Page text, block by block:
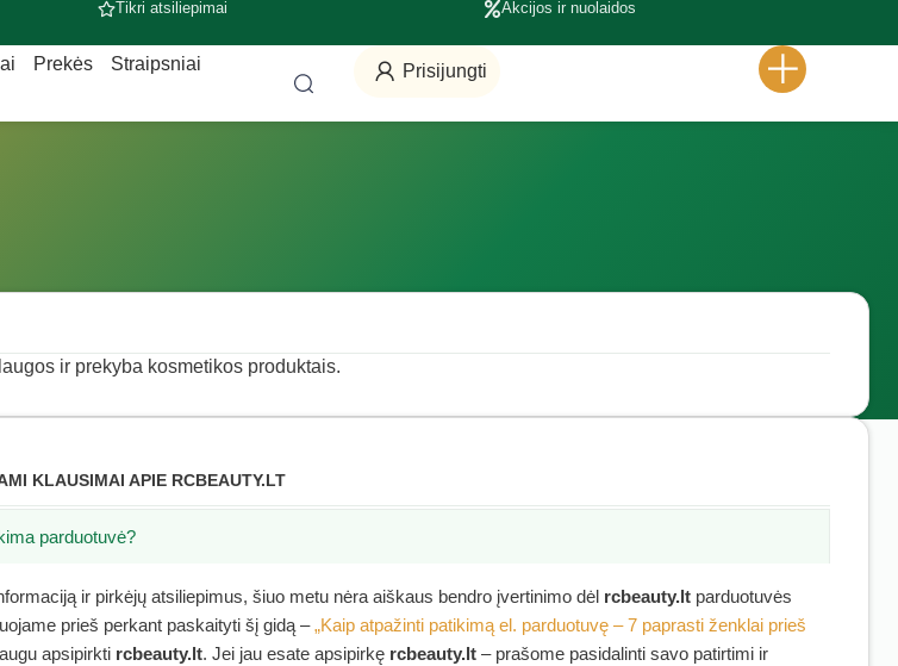
Tikri atsiliepimai Akcijos ir nuolaidos
Prekės Straipsniai Prisijungti
ir prekyba kosmetikos produktais.
KLAUSIMAI APIE RCBEAUTY.LT
parduotuvė?
ir pirkėjų atsiliepimus, šiuo metu nėra aiškaus bendro įvertinimo dėl rcbeauty.lt parduotuvės
prieš perkant paskaityti šį gidą –„Kaip atpažinti patikimą el. parduotuvę – 7 paprasti ženklai prieš
apsipirkti rcbeauty.lt. Jei jau esate apsipirkę rcbeauty.lt – prašome pasidalinti savo patirtimi ir